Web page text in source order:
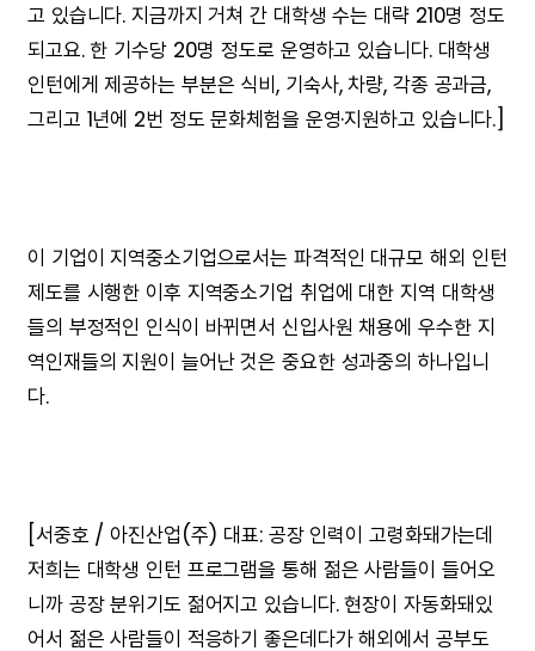
고 있습니다. 지금까지 거쳐 간 대학생 수는 대략 210명 정도
되고요. 한 기수당 20명 정도로 운영하고 있습니다. 대학생
인턴에게 제공하는 부분은 식비, 기숙사, 차량, 각종 공과금,
그리고 1년에 2번 정도 문화체험을 운영·지원하고 있습니다.]
이 기업이 지역중소기업으로서는 파격적인 대규모 해외 인턴
제도를 시행한 이후 지역중소기업 취업에 대한 지역 대학생
들의 부정적인 인식이 바뀌면서 신입사원 채용에 우수한 지
역인재들의 지원이 늘어난 것은 중요한 성과중의 하나입니
다.
[서중호 / 아진산업(주) 대표: 공장 인력이 고령화돼가는데
저희는 대학생 인턴 프로그램을 통해 젊은 사람들이 들어오
니까 공장 분위기도 젊어지고 있습니다. 현장이 자동화돼있
어서 젊은 사람들이 적응하기 좋은데다가 해외에서 공부도